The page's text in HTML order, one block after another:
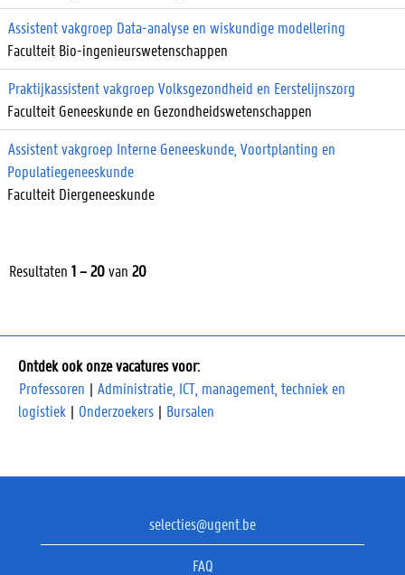
Assistent vakgroep Data-analyse en wiskundige modellering
Faculteit Bio-ingenieurswetenschappen
Praktijkassistent vakgroep Volksgezondheid en Eerstelijnszorg
Faculteit Geneeskunde en Gezondheidswetenschappen
Assistent vakgroep Interne Geneeskunde, Voortplanting en
Populatiegeneeskunde
Faculteit Diergeneeskunde
Resultaten 1 – 20van 20
Ontdek ook onze vacatures voor:
Professoren | Administratie, ICT, management, techniek en
logistiek | Onderzoekers | Bursalen
selecties@ugent.be
FAQ